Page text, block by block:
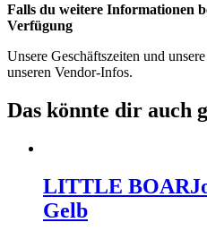
Falls du weitere Informationen
Verfügung
Unsere Geschäftszeiten und
unseren Vendor-Infos.
Das könnte dir auch
LITTLE BOAR
Gelb